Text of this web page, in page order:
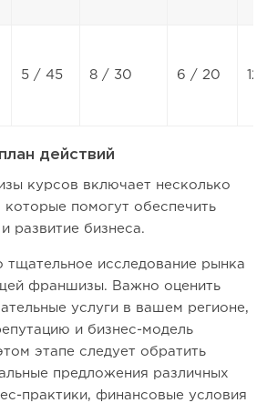
5 / 45 8 / 30 6 / 20
действий
курсов включает несколько
помогут обеспечить
развитие бизнеса.
тщательное исследование рынка
франшизы. Важно оценить
услуги в вашем регионе,
и бизнес-модель
этапе следует обратить
предложения различных
практики, финансовые условия